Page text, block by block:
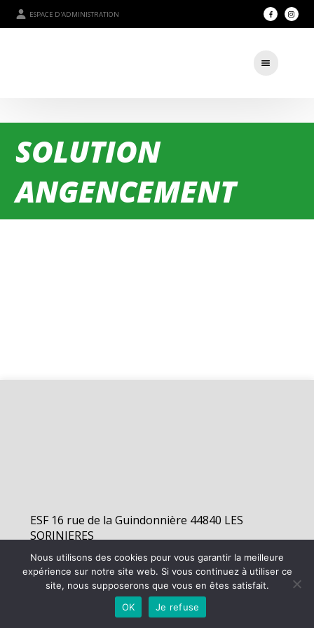
ESPACE D'ADMINISTRATION
SOLUTION
ANGENCEMENT
ESF 16 rue de la Guindonnière 44840 LES
SORINIERES
2026 - Elan Sorinières Football | Site internet réalisé par
MENTIONS LÉGALES
Nous utilisons des cookies pour vous garantir la meilleure
expérience sur notre site web. Si vous continuez à utiliser ce
site, nous supposerons que vous en êtes satisfait.
OK
Je refuse